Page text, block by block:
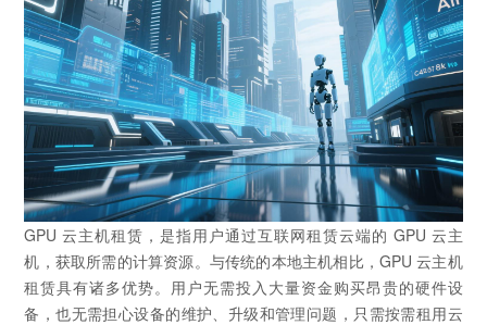
GPU 云主机租赁，是指用户通过互联网租赁云端的 GPU 云主
机，获取所需的计算资源。与传统的本地主机相比，GPU 云主机
租赁具有诸多优势。用户无需投入大量资金购买昂贵的硬件设
备，也无需担心设备的维护、升级和管理问题，只需按需租用云